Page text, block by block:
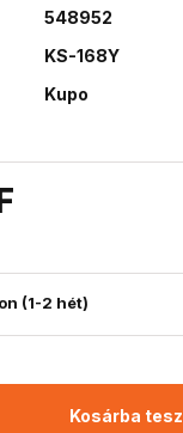
548952
KS-168Y
Kupo
(1-2 hét)
Kosárba tesz